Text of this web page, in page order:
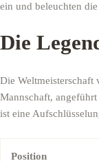
ein und beleuchten
Die
Die Weltmeisterschaft
Mannschaft,
ist eine
Position